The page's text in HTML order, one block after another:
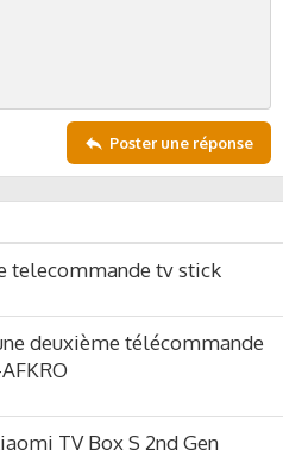
Poster une réponse
telecommande tv stick
deuxième télécommande
TV Box S 2nd Gen